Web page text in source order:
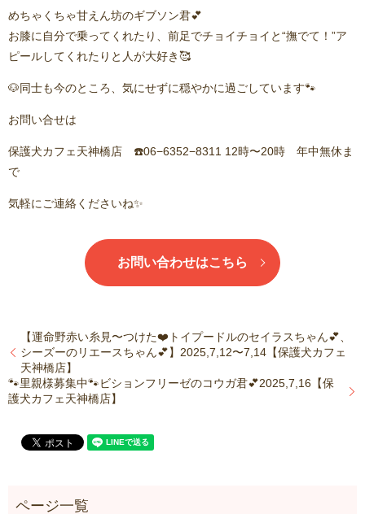
めちゃくちゃ甘えん坊のギブソン君💕
お膝に自分で乗ってくれたり、前足でチョイチョイと“撫でて！”ア
ピールしてくれたりと人が大好き🥰
🐶同士も今のところ、気にせずに穏やかに過ごしています🐾
お問い合せは
保護犬カフェ天神橋店 ☎️06−6352−8311 12時〜20時 年中無休ま
で
気軽にご連絡くださいね✨
お問い合わせはこちら
【運命野赤い糸見〜つけた❤️トイプードルのセイラスちゃん💕、
シーズーのリエースちゃん💕】2025,7,12〜7,14【保護犬カフェ
天神橋店】
🐾里親様募集中🐾ビションフリーゼのコウガ君💕2025,7,16【保
護犬カフェ天神橋店】